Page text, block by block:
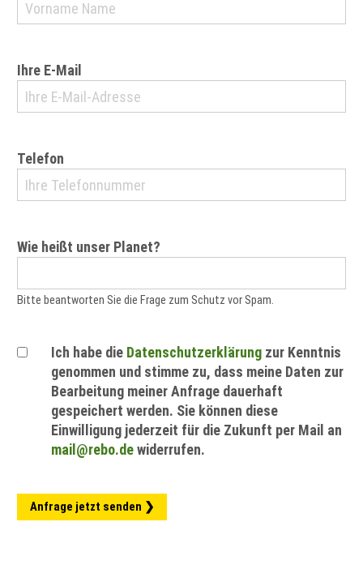
Ihre E-Mail
Telefon
Wie heißt unser Planet?
Bitte beantworten Sie die Frage zum Schutz vor Spam.
Ich habe die Datenschutzerklärung zur Kenntnis
genommen und stimme zu, dass meine Daten zur
Bearbeitung meiner Anfrage dauerhaft
gespeichert werden. Sie können diese
Einwilligung jederzeit für die Zukunft per Mail an
mail@rebo.dewiderrufen.